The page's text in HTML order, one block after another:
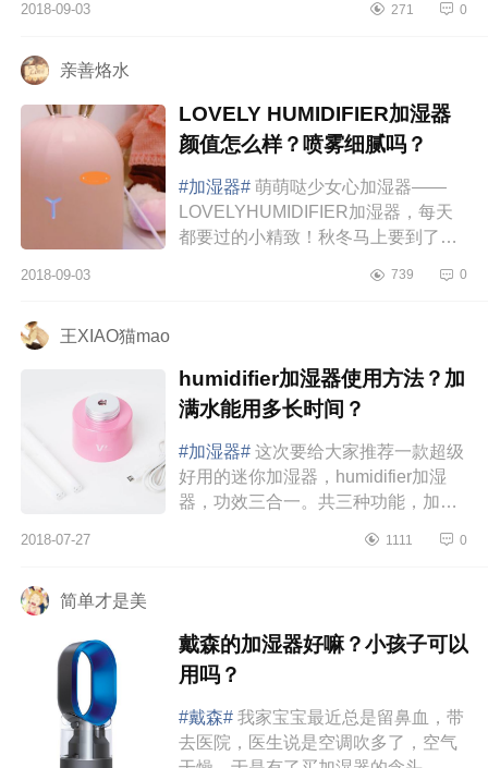
加湿器来一套——日本家奈香薰加...
2018-09-03 271 0
亲善烙水
LOVELY HUMIDIFIER加湿器
颜值怎么样？喷雾细腻吗？
#加湿器# 萌萌哒少女心加湿器——
LOVELYHUMIDIFIER加湿器，每天
都要过的小精致！秋冬马上要到了，
下，看到这个少女心满满的加湿器忍
2018-09-03 739 0
王XIAO猫mao
humidifier加湿器使用方法？加
满水能用多长时间？
#加湿器# 这次要给大家推荐一款超级
好用的迷你加湿器，humidifier加湿
器，功效三合一。共三种功能，加
侣。外观：这款迷你加湿器真的是太
2018-07-27 1111 0
简单才是美
戴森的加湿器好嘛？小孩子可以
用吗？
#戴森# 我家宝宝最近总是留鼻血，带
去医院，医生说是空调吹多了，空气